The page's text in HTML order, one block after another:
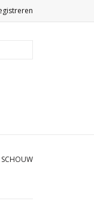
SCHOUW